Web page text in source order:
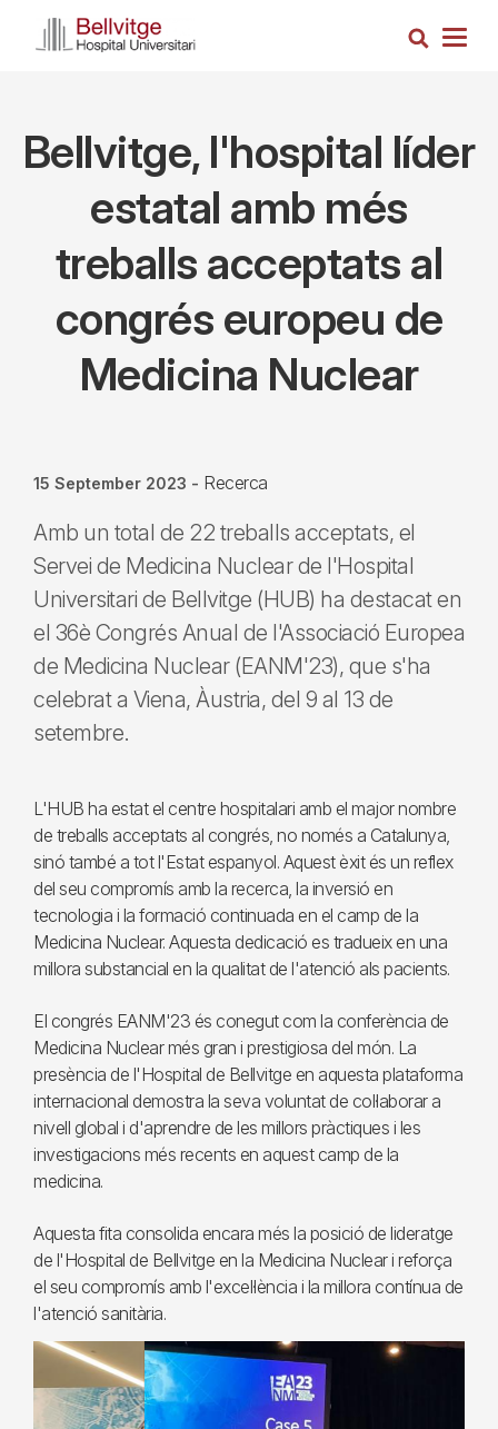
Search
Bellvitge, l'hospital líder
estatal amb més
treballs acceptats al
congrés europeu de
Medicina Nuclear
15 September 2023 - Recerca
Amb un total de 22 treballs acceptats, el
Servei de Medicina Nuclear de l'Hospital
Universitari de Bellvitge (HUB) ha destacat en
el 36è Congrés Anual de l'Associació Europea
de Medicina Nuclear (EANM'23), que s'ha
celebrat a Viena, Àustria, del 9 al 13 de
setembre.
L'HUB ha estat el centre hospitalari amb el major nombre
de treballs acceptats al congrés, no només a Catalunya,
sinó també a tot l'Estat espanyol. Aquest èxit és un reflex
del seu compromís amb la recerca, la inversió en
tecnologia i la formació continuada en el camp de la
Medicina Nuclear. Aquesta dedicació es tradueix en una
millora substancial en la qualitat de l'atenció als pacients.
El congrés EANM'23 és conegut com la conferència de
Medicina Nuclear més gran i prestigiosa del món. La
presència de l'Hospital de Bellvitge en aquesta plataforma
internacional demostra la seva voluntat de col·laborar a
nivell global i d'aprendre de les millors pràctiques i les
investigacions més recents en aquest camp de la
medicina.
Aquesta fita consolida encara més la posició de lideratge
de l'Hospital de Bellvitge en la Medicina Nuclear i reforça
el seu compromís amb l'excel·lència i la millora contínua de
l'atenció sanitària.